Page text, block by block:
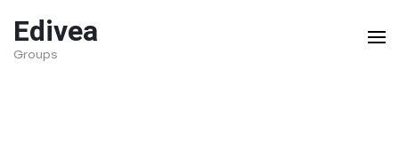
to
content
Edivea
Groups